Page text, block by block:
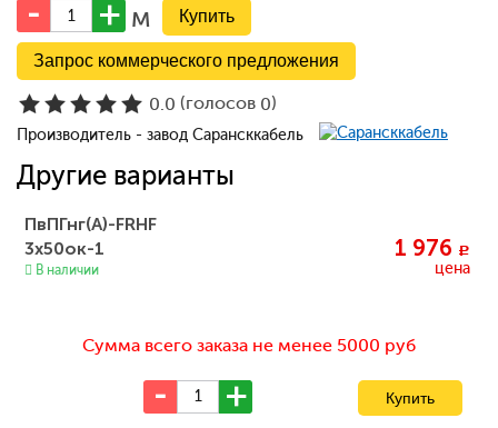
м
Запрос коммерческого предложения
0.0 (голосов 0)
Производитель - завод Сарансккабель
Другие варианты
ПвПГнг(A)-FRHF
3x50ок-1
В наличии
1 976 c
цена
Сумма всего заказа не менее 5000 руб